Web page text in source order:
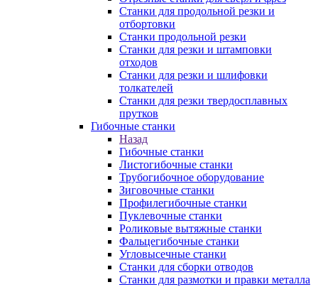
Станки для продольной резки и
отбортовки
Станки продольной резки
Станки для резки и штамповки
отходов
Станки для резки и шлифовки
толкателей
Станки для резки твердосплавных
прутков
Гибочные станки
Назад
Гибочные станки
Листогибочные станки
Трубогибочное оборудование
Зиговочные станки
Профилегибочные станки
Пуклевочные станки
Роликовые вытяжные станки
Фальцегибочные станки
Угловысечные станки
Станки для сборки отводов
Станки для размотки и правки металла